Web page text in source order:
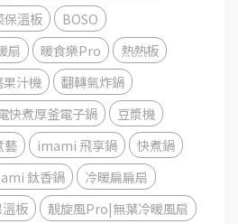
保溫板
BOSO
扇
暖食樂Pro
熱熱板
果汁機
翻轉氣炸鍋
煮厚釜電子鍋
豆漿機
藝 imami 飛享鍋
快煮鍋
鈦香鍋
冷暖扁扁扇
板
靚旋風Pro|無葉冷暖風扇